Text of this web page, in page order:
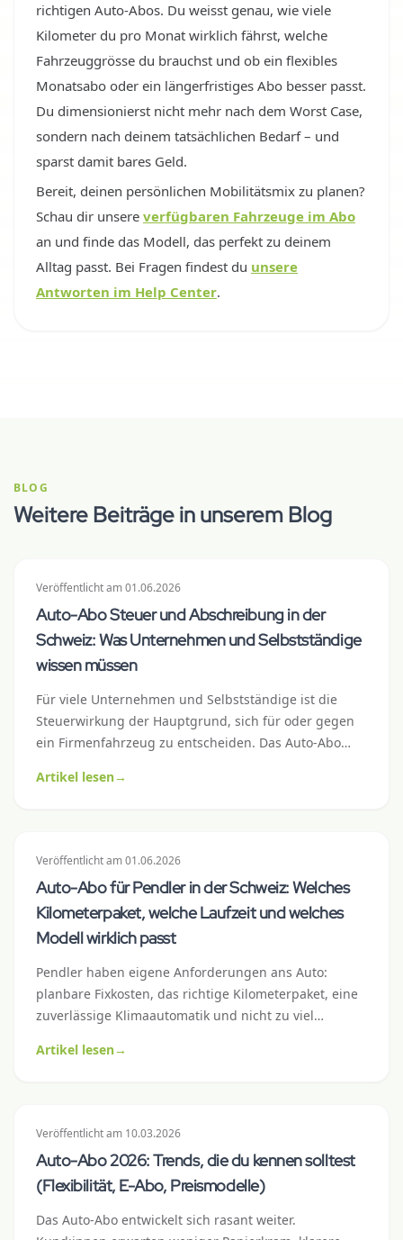
richtigen Auto-Abos. Du weisst genau, wie viele
Kilometer du pro Monat wirklich fährst, welche
Fahrzeuggrösse du brauchst und ob ein flexibles
Monatsabo oder ein längerfristiges Abo besser passt.
Du dimensionierst nicht mehr nach dem Worst Case,
sondern nach deinem tatsächlichen Bedarf – und
sparst damit bares Geld.
Bereit, deinen persönlichen Mobilitätsmix zu planen?
Schau dir unsere verfügbaren Fahrzeuge im Abo
an und finde das Modell, das perfekt zu deinem
Alltag passt. Bei Fragen findest du unsere
Antworten im Help Center.
BLOG
Weitere Beiträge in unserem Blog
Veröffentlichtam01.06.2026
Auto-Abo Steuer und Abschreibung in der
Schweiz: Was Unternehmen und Selbstständige
wissen müssen
Für viele Unternehmen und Selbstständige ist die
Steuerwirkung der Hauptgrund, sich für oder gegen
ein Firmenfahrzeug zu entscheiden. Das Auto-Abo
meist einfacher, manchmal vorteilhafter. Dieser Artikel
Artikel lesen→
Veröffentlichtam01.06.2026
Auto-Abo für Pendler in der Schweiz: Welches
Kilometerpaket, welche Laufzeit und welches
Modell wirklich passt
Pendler haben eigene Anforderungen ans Auto:
planbare Fixkosten, das richtige Kilometerpaket, eine
zuverlässige Klimaautomatik und nicht zu viel
Dieser Praxisguide zeigt, welche Auto-Abo-
Artikel lesen→
Veröffentlichtam 10.03.2026
Auto-Abo 2026: Trends, die du kennen solltest
(Flexibilität, E-Abo, Preismodelle)
Das Auto-Abo entwickelt sich rasant weiter.